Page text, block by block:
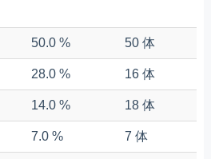
50.0 % 50 体
28.0 % 16 体
14.0 % 18 体
7.0 % 7 体